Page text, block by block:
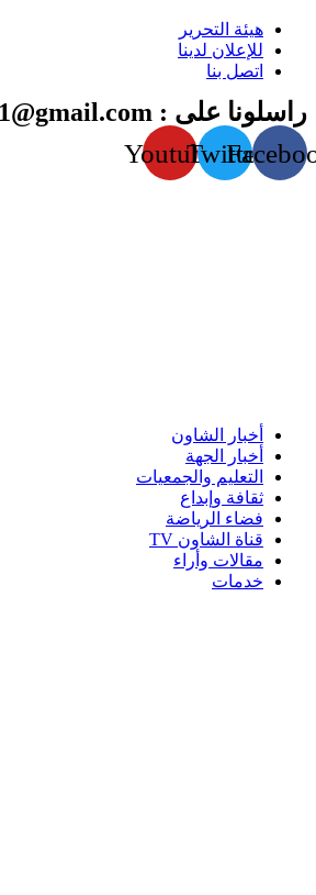
هيئة التحرير
للإعلان لدينا
اتصل بنا
راسلونا على : chaouenpress1@gmail.com
Twitter
Youtube
أخبار الشاون
أخبار الجهة
التعليم والجمعيات
ثقافة وإبداع
فضاء الرياضة
قناة الشاون TV
مقالات وأراء
خدمات